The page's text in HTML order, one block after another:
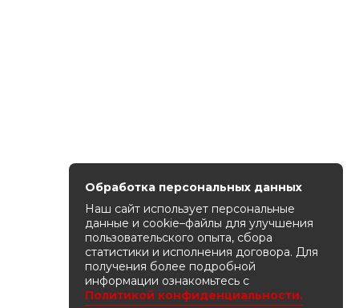
Обработка персональных данных
Наш сайт использует персональные
данные и cookie–файлы для улучшения
пользовательского опыта, сбора
статистики и исполнения договора. Для
получения более подробной
информации ознакомьтесь с
Политикой конфиденциальности.